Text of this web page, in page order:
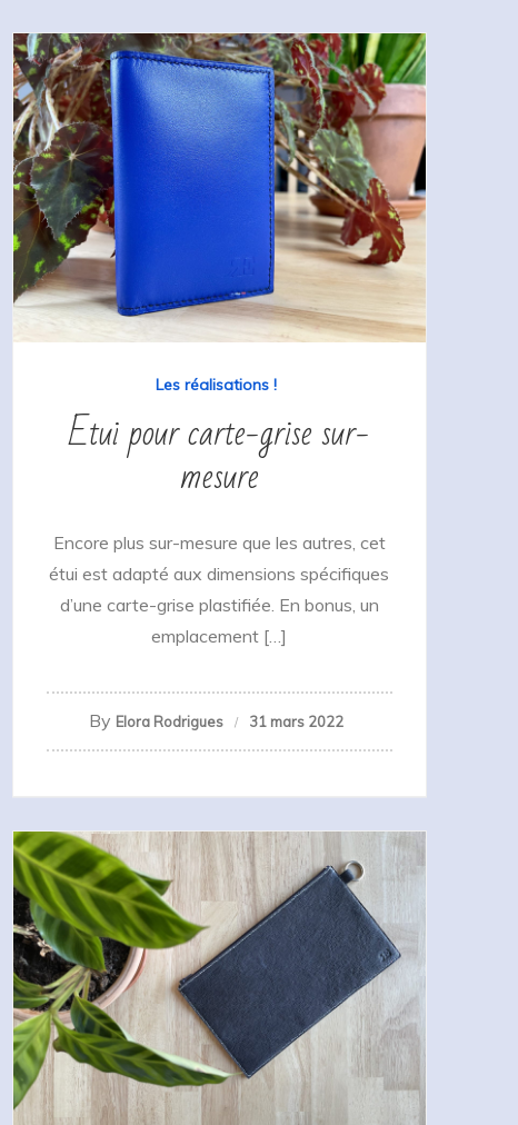
Les réalisations !
Etui pour carte-grise sur-
mesure
Encore plus sur-mesure que les autres, cet
étui est adapté aux dimensions spécifiques
d’une carte-grise plastifiée. En bonus, un
emplacement […]
By Elora Rodrigues 31 mars 2022